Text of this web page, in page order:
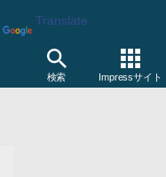
Translate
検索 Impressサイト